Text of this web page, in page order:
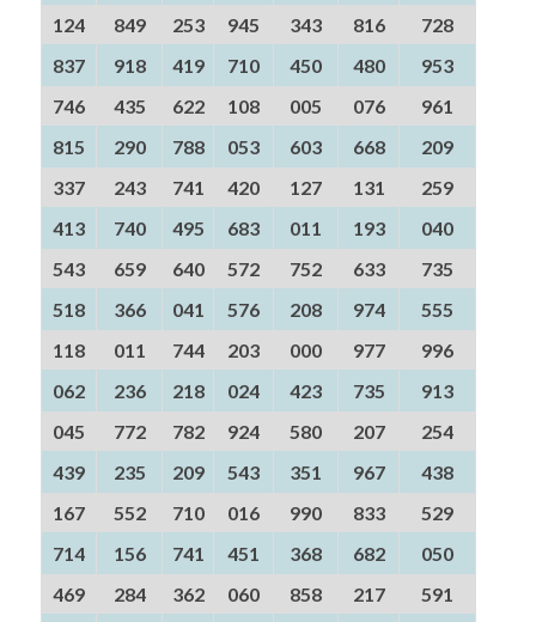
124
849 253 945 343 816
728
837
918 419 710 450 480
953
746
435 622 108 005 076
961
815
290 788 053 603 668
209
337
243 741 420 127 131
259
413
740 495 683 011 193
040
543
659 640 572 752 633
735
518
366 041 576 208 974
555
118
011 744 203 000 977
996
062
236 218 024 423 735
913
045
772 782 924 580 207
254
439
235 209 543 351 967
438
167
552 710 016 990 833
529
714
156 741 451 368 682
050
469
284 362 060 858 217
591